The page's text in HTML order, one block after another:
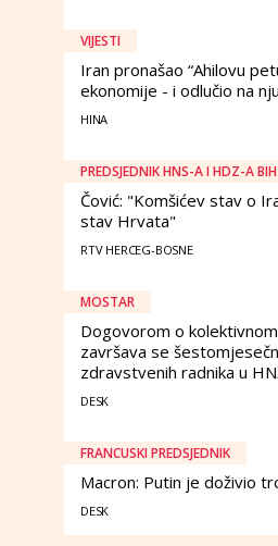
VIJESTI
Iran pronašao “Ahilovu
ekonomije - i odlučio na
HINA
PREDSJEDNIK HNS-A I HDZ-A BIH
Čović: "Komšićev stav o
stav Hrvata"
RTV HERCEG-BOSNE
MOSTAR
Dogovorom o
završava se
zdravstvenih radnika u
DESK
FRANCUSKI PREDSJEDNIK
Macron: Putin je doživio
DESK